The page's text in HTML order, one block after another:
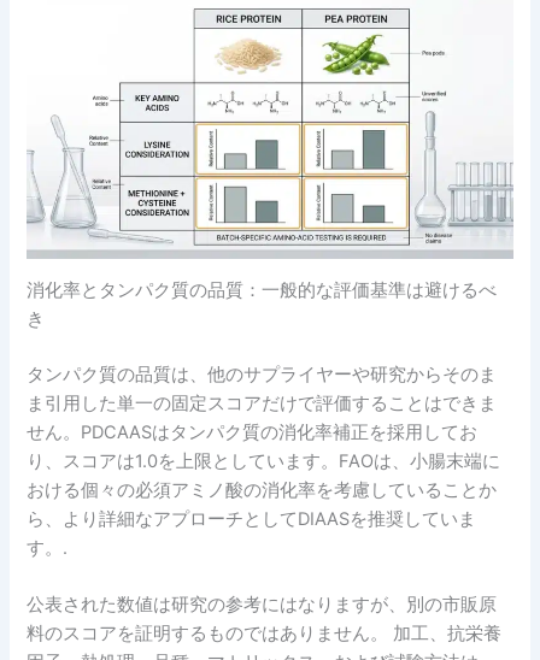
消化率とタンパク質の品質：一般的な評価基準は避けるべ
き
タンパク質の品質は、他のサプライヤーや研究からそのま
ま引用した単一の固定スコアだけで評価することはできま
せん。PDCAASはタンパク質の消化率補正を採用してお
り、スコアは1.0を上限としています。FAOは、小腸末端に
おける個々の必須アミノ酸の消化率を考慮していることか
ら、より詳細なアプローチとしてDIAASを推奨していま
す。.
公表された数値は研究の参考にはなりますが、別の市販原
料のスコアを証明するものではありません。 加工、抗栄養